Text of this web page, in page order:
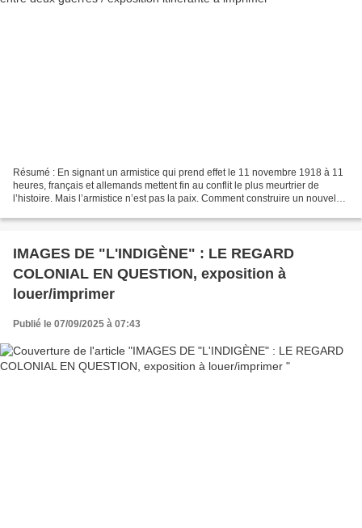
Résumé : En signant un armistice qui prend effet le 11 novembre 1918 à 11
heures, français et allemands mettent fin au conflit le plus meurtrier de
l’histoire. Mais l’armistice n’est pas la paix. Comment construire un nouvel
IMAGES DE "L'INDIGÈNE" : LE REGARD
COLONIAL EN QUESTION, exposition à
louer/imprimer
Publié le 07/09/2025 à 07:43